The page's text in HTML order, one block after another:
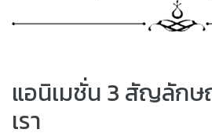
แอนิเมชั่น 3 สัญลัก
เรา